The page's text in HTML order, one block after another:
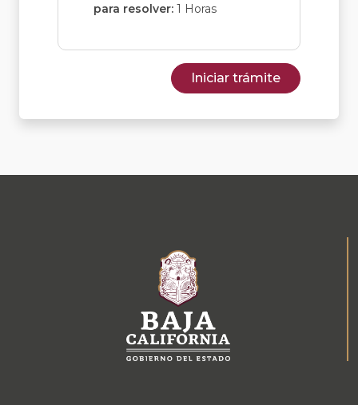
para resolver: 1 Horas
Iniciar trámite